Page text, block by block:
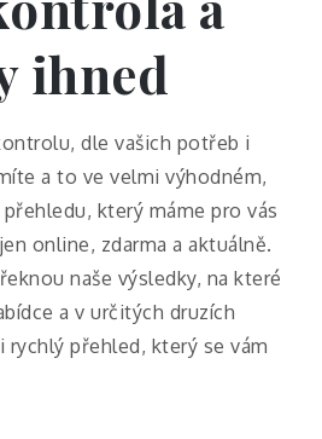
ihned
dle vašich potřeb i
a to ve velmi výhodném,
který máme pro vás
online, zdarma a aktuálně.
naše výsledky, na které
a v určitých druzích
rychlý přehled, který se vám